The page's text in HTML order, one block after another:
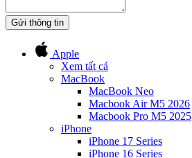
Gửi thông tin
Apple
Xem tất cả
MacBook
MacBook Neo
Macbook Air M5 2026
Macbook Pro M5 2025
iPhone
iPhone 17 Series
iPhone 16 Series